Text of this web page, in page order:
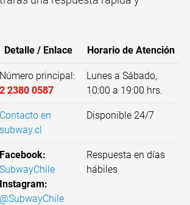
Detalle / Enlace Horario de Atención
Número principal:
2 2380 0587
Lunes a Sábado,
10:00 a 19:00 hrs.
Contacto en
subway.cl
Disponible 24/7
Facebook:
SubwayChile
Instagram:
@SubwayChile
Respuesta en días
hábiles